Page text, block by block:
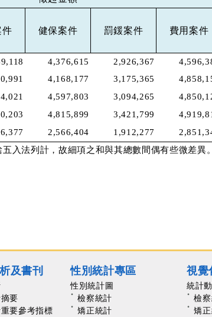
件 健保案件 罰鍰案件 費用案件
4,376,615 2,926,367
4,168,177 3,175,365
4,597,803 3,094,265
4,815,899 3,421,799
2,566,404 1,912,277
入法列計，故細項之和與其總數間偶有些微差異。
及書刊
要
要參考指標
性別統計專區
性別統計圖
檢察統計
矯正統計
視覺
統計
檢
矯